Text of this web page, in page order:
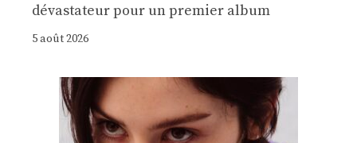
dévastateur pour un premier album
5 août 2026